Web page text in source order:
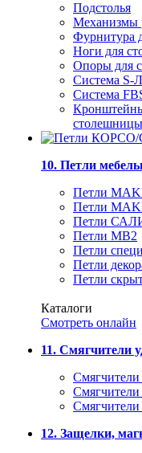
Подстолья
Механизмы
Фурнитура
Ноги для
Опоры для
Система
Система
столешницы
10. Петли
Петли
Петли
Петли
Петли MB2
Петли
Петли
Петли
Каталоги
Смотреть онлайн
11. Смягчители
Смягчители
Смягчители
Cмягчители
12. Защелки,